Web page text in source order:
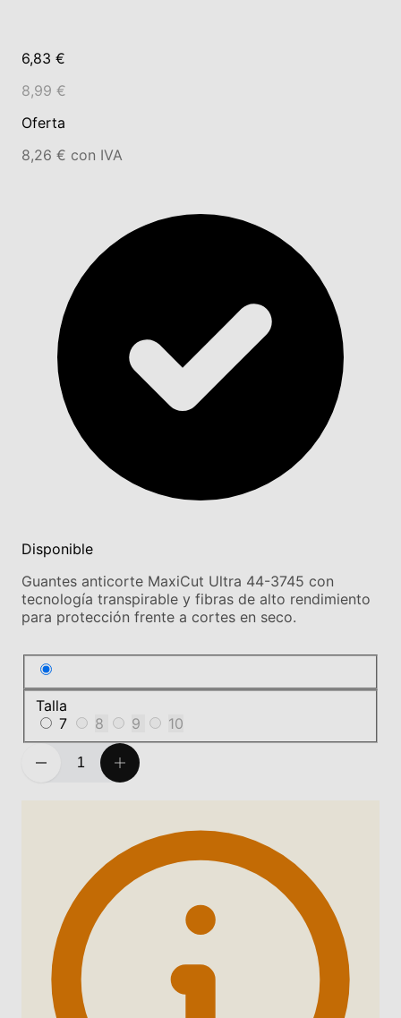
6,83 €
8,99 €
Oferta
8,26 € con IVA
Disponible
Guantes anticorte MaxiCut Ultra 44-3745 con
tecnología transpirable y fibras de alto rendimiento
para protección frente a cortes en seco.
Talla
7
8 9 10